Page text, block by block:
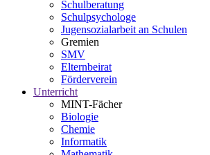
Schulberatung
Schulpsychologe
Jugensozialarbeit an Schulen
Gremien
SMV
Elternbeirat
Förderverein
Unterricht
MINT-Fächer
Biologie
Chemie
Informatik